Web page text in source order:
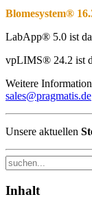
Blomesystem®
LabApp® 5.0 ist
vpLIMS® 24.2 ist
Weitere
sales@pragmatis.de
Unsere aktuellen
Inhalt